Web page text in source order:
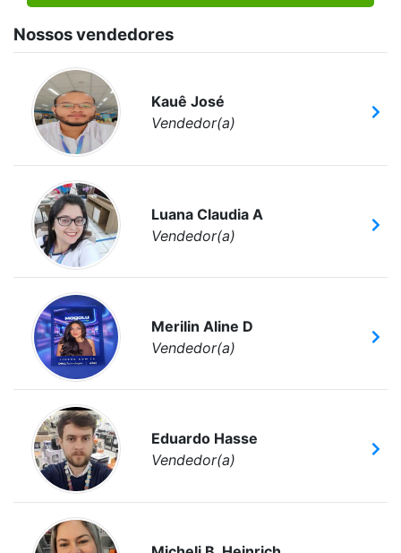
Nossos vendedores
Kauê José
Vendedor(a)
Luana Claudia A
Vendedor(a)
Merilin Aline D
Vendedor(a)
Eduardo Hasse
Vendedor(a)